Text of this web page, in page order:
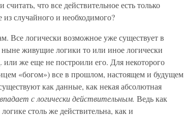
что все действительное есть только
из случайного и необходимого?
Все логически возможное уже существует в
живущие логики то или иное логически
же еще не построили его. Для некоторого
«богом») все в прошлом, настоящем и будущем
как данные, как некая абсолютная
с логически действительным. Ведь как
столь же действительна, как и